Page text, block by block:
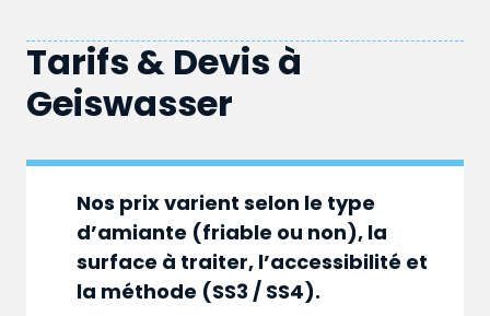
Tarifs & Devis à
Geiswasser
Nos prix varient selon le type
d’amiante (friable ou non), la
surface à traiter, l’accessibilité et
la méthode (SS3 / SS4).